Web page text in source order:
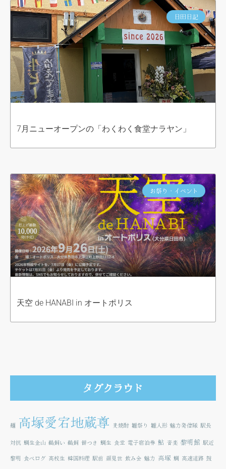
日田日記
7月ニューオープンの「わくわく食堂ナラヤン」
お祭り・イベント
天空 de HANABI in オートポリス
タグクラウド
麺 高塚愛宕地蔵尊 麦焼酎 雛祭り 雛人形 魅力発信隊 駅長
対抗 鯛生金山 鵜飼い 鵜飼 餅つき 鯛生 食堂 電子宿泊券 鮎 音楽 黎明館 駅近
黎明 食べログ 高校生 韓国料理 駅前 顔見世 飲み会 魅力 高塚 鯛 高速道路 鼓